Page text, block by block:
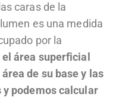
caras de la
es una medida
por la
área superficial
de su base y las
podemos calcular